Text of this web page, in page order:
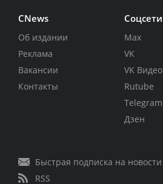
CNews
Об издании
Реклама
Вакансии
Контакты
Соцсети
Max
VK
VK Видео
Rutube
Telegram
Дзен
Быстрая подписка на новости
RSS